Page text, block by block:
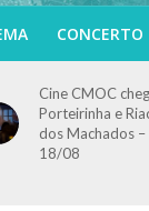
CONCERTO
Cine CMOC
Porteirinha e
dos Machados –
18/08